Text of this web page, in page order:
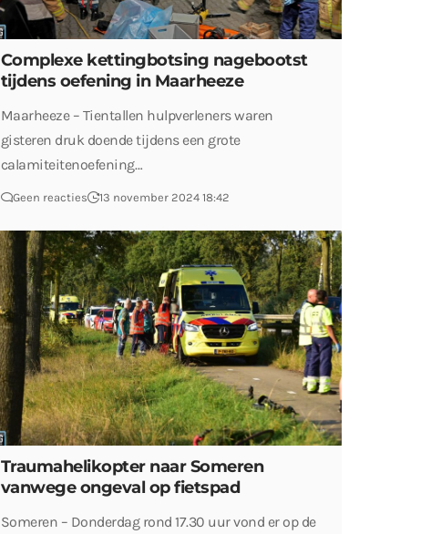
Complexe kettingbotsing nagebootst
tijdens oefening in Maarheeze
Maarheeze – Tientallen hulpverleners waren
gisteren druk doende tijdens een grote
calamiteitenoefening…
Geen reacties 13 november 2024 18:42
Traumahelikopter naar Someren
vanwege ongeval op fietspad
Someren – Donderdag rond 17.30 uur vond er op de